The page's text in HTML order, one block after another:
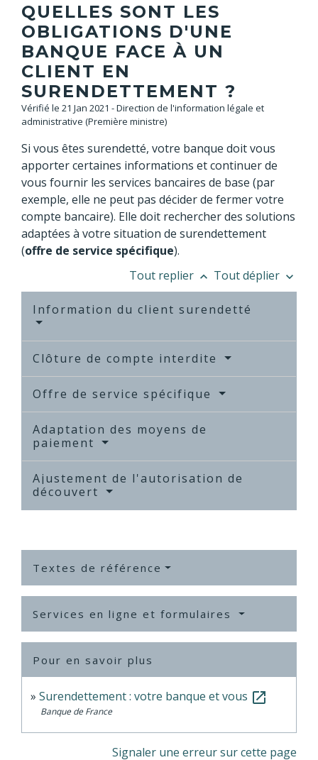
QUELLES SONT LES
OBLIGATIONS D'UNE
BANQUE FACE À UN
CLIENT EN
SURENDETTEMENT ?
Vérifié le 21 Jan 2021 - Direction de l'information légale et
administrative (Première ministre)
Si vous êtes surendetté, votre banque doit vous
apporter certaines informations et continuer de
vous fournir les services bancaires de base (par
exemple, elle ne peut pas décider de fermer votre
compte bancaire). Elle doit rechercher des solutions
adaptées à votre situation de surendettement
(offre de service spécifique).
Tout replier keyboard_arrow_up Tout déplier keyboard_arrow_down
Information du client surendetté
Clôture de compte interdite
Offre de service spécifique
Adaptation des moyens de
paiement
Ajustement de l'autorisation de
découvert
Textes de référence
Services en ligne et formulaires
Pour en savoir plus
Surendettement : votre banque et vous open_in_new
Banque de France
Signaler une erreur sur cette page